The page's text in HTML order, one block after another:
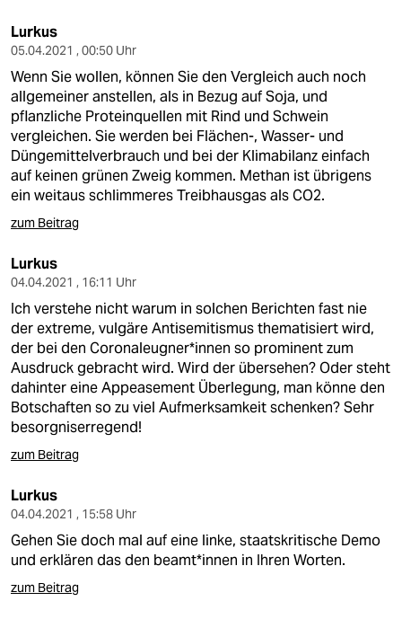
Lurkus
05.04.2021 , 00:50 Uhr
Wenn Sie wollen, können Sie den Vergleich auch noch
allgemeiner anstellen, als in Bezug auf Soja, und
pflanzliche Proteinquellen mit Rind und Schwein
vergleichen. Sie werden bei Flächen-, Wasser- und
Düngemittelverbrauch und bei der Klimabilanz einfach
auf keinen grünen Zweig kommen. Methan ist übrigens
ein weitaus schlimmeres Treibhausgas als CO2.
zum Beitrag
Lurkus
04.04.2021 , 16:11 Uhr
Ich verstehe nicht warum in solchen Berichten fast nie
der extreme, vulgäre Antisemitismus thematisiert wird,
der bei den Coronaleugner*innen so prominent zum
Ausdruck gebracht wird. Wird der übersehen? Oder steht
dahinter eine Appeasement Überlegung, man könne den
Botschaften so zu viel Aufmerksamkeit schenken? Sehr
besorgniserregend!
zum Beitrag
Lurkus
04.04.2021 , 15:58 Uhr
Gehen Sie doch mal auf eine linke, staatskritische Demo
und erklären das den beamt*innen in Ihren Worten.
zum Beitrag